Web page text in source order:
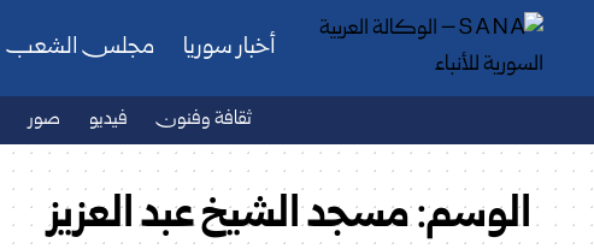
أخبار سوريا مجلس الشعب
ثقافة وفنون فيديو صور
الوسم:مسجد الشيخ عبد العزيز